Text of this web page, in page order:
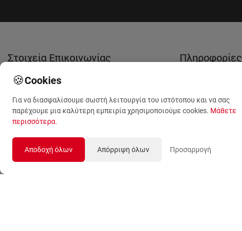
Στοιχεία Επικοινωνίας
(+30) 210 53 13 489
(+30) 210 59 09 789
Αιγάλεω, Αθήνα, 12243
Πληροφορίες
μας
Προσωπικά
🍪Cookies
Για να διασφαλίσουμε σωστή λειτουργία του ιστότοπου και να σας
παρέχουμε μια καλύτερη εμπειρία χρησιμοποιούμε cookies. Μάθετε
περισσότερα.
Αποδοχή όλων Απόρριψη όλων Προσαρμογή